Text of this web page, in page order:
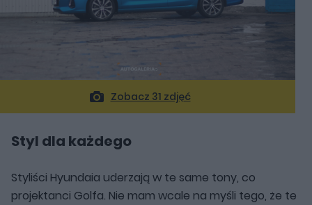
Zobacz 31 zdjęć
Styl dla każdego
Styliści Hyundaia uderzają w te same tony, co
projektanci Golfa. Nie mam wcale na myśli tego, że te